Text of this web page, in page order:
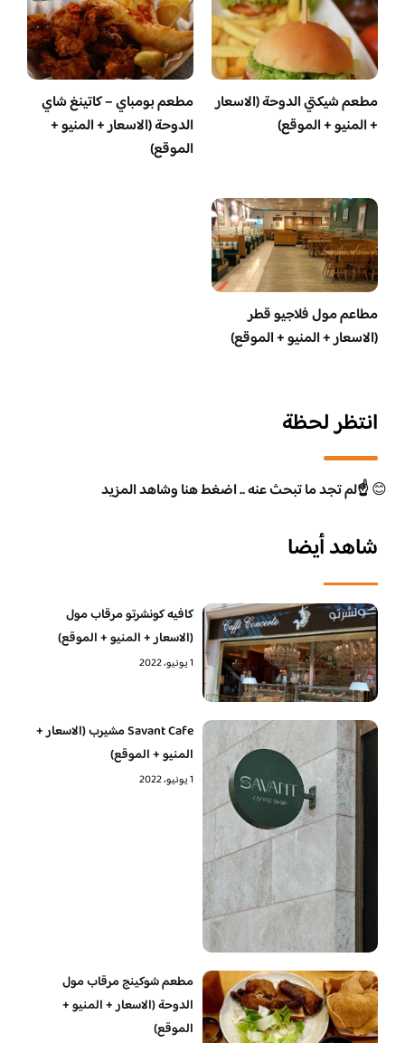
مطعم شيكتي الدوحة (الاسعار
+ المنيو + الموقع)
مطعم بومباي – كاتينغ شاي
الدوحة (الاسعار + المنيو +
الموقع)
مطاعم مول فلاجيو قطر
(الاسعار + المنيو + الموقع)
انتظر لحظة
😊☝️لم تجد ما تبحث عنه .. اضغط هنا وشاهد المزيد
شاهد أيضا
كافيه كونشرتو مرقاب مول
(الاسعار + المنيو + الموقع)
1 يونيو، 2022
Savant Cafe مشيرب (الاسعار +
المنيو + الموقع)
1 يونيو، 2022
مطعم شوكينج مرقاب مول
الدوحة (الاسعار + المنيو +
الموقع)